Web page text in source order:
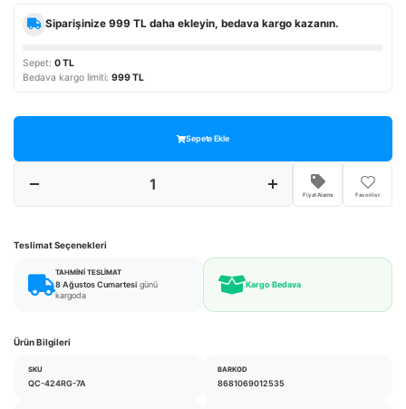
Siparişinize999 TL daha ekleyin, bedava kargo kazanın.
Sepet: 0 TL
Bedava kargo limiti: 999 TL
Sepete Ekle
Fiyat Alarmı Favoriler
Teslimat Seçenekleri
TAHMINI TESLIMAT
8 Ağustos Cumartesi günü
kargoda
Kargo Bedava
Ürün Bilgileri
SKU
QC-424RG-7A
BARKOD
8681069012535